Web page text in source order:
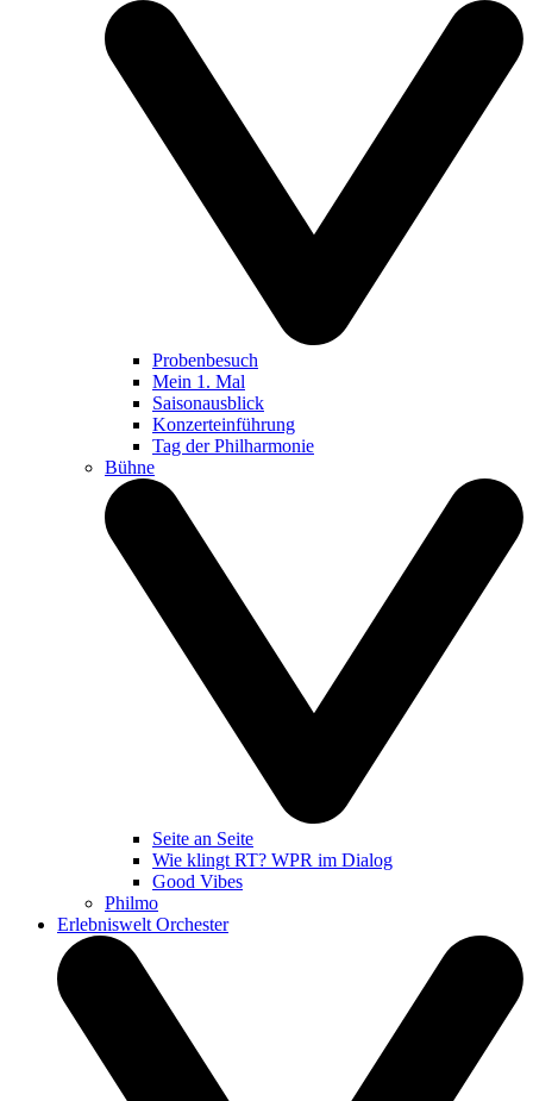
Probenbesuch
Mein 1. Mal
Saisonausblick
Konzerteinführung
Tag der Philharmonie
Bühne
Seite an Seite
Wie klingt RT? WPR im Dialog
Good Vibes
Philmo
Erlebniswelt Orchester